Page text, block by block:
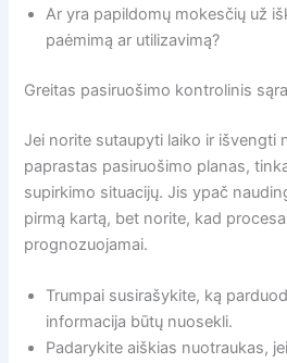
Ar yra papildomų mokesčių už
paėmimą ar utilizavimą?
Greitas pasiruošimo kontrolinis
Jei norite sutaupyti laiko ir išvengti
paprastas pasiruošimo planas,
supirkimo situacijų. Jis ypač
pirmą kartą, bet norite, kad
prognozuojamai.
Trumpai susirašykite, ką
informacija būtų nuosekli.
Padarykite aiškias nuotraukas,